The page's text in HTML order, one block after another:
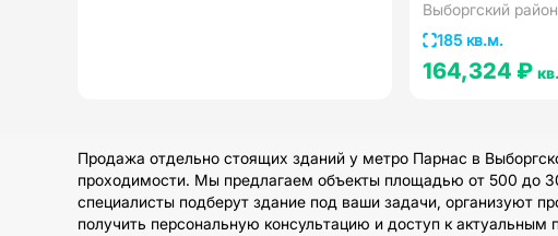
Выборгский район
185 кв.м.
164,324 ₽
Продажа отдельно стоящих зданий у метро Парнас в
проходимости. Мы предлагаем объекты площадью от 500 до
специалисты подберут здание под ваши задачи, организуют
получить персональную консультацию и доступ к актуальным